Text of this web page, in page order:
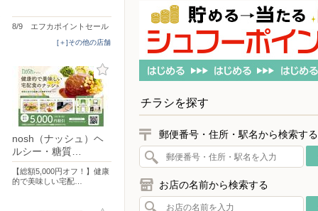
8/9 エフカポイントセール
[＋]その他の店舗
nosh（ナッシュ）ヘ
ルシー・糖質…
【総額5,000円オフ！】健康
的で美味しい宅配…
チラシを探す
郵便番号・住所・駅名から検索する
お店の名前から検索する